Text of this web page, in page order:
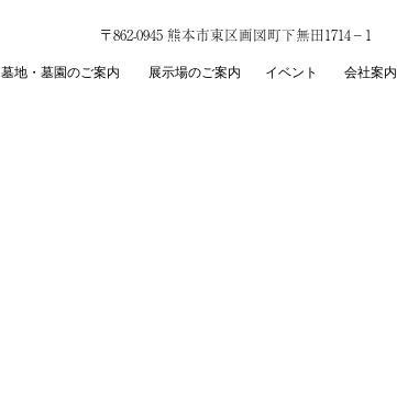
〒862-0945 熊本市東区画図町下無田1714－1
墓地・墓園のご案内 展示場のご案内 イベント 会社案内